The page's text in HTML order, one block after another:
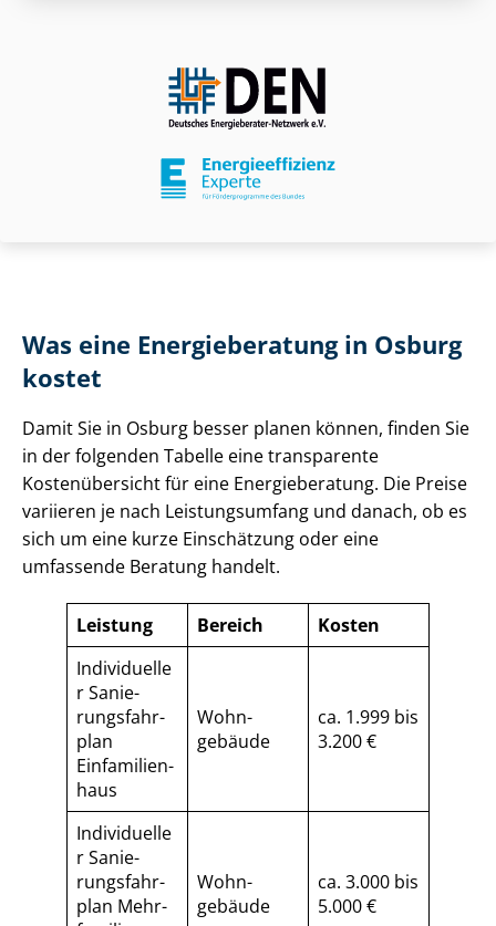
Was eine Energieberatung in Osburg
kostet
Damit Sie in Osburg besser planen können, finden Sie
in der folgenden Tabelle eine transparente
Kostenübersicht für eine Energieberatung. Die Preise
variieren je nach Leistungsumfang und danach, ob es
sich um eine kurze Einschätzung oder eine
umfassende Beratung handelt.
Leistung Bereich
Kosten
Individuelle
r Sa­nie­
rungs­fahr­
plan
Einfamilien­
haus
Wohn­
gebäude
ca. 1.999 bis
3.200 €
Individuelle
r Sa­nie­
rungs­fahr­
plan Mehr­
Wohn­
gebäude
ca. 3.000 bis
5.000 €